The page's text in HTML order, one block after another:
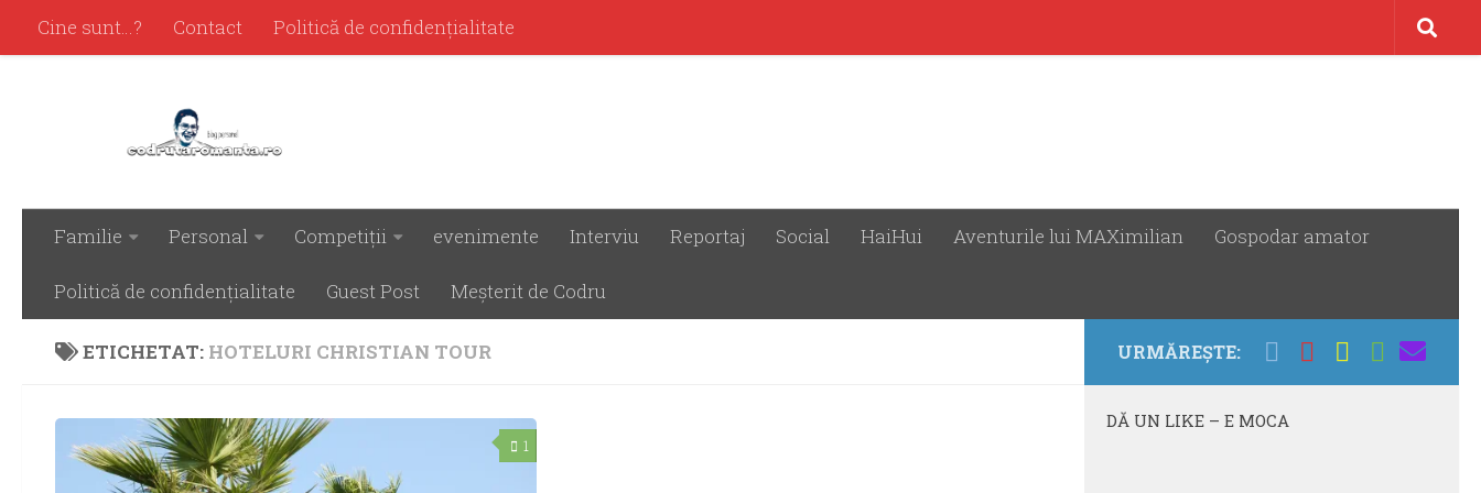
Cine sunt…? Contact Politică de confidenţialitate
Familie Personal Competiţii evenimente Interviu Reportaj Social HaiHui Aventurile lui MAXimilian Gospodar amator
Politică de confidenţialitate Guest Post Meşterit de Codru
ETICHETAT: HOTELURI CHRISTIAN TOUR
1
URMĂREȘTE:
DĂ UN LIKE – E MOCA